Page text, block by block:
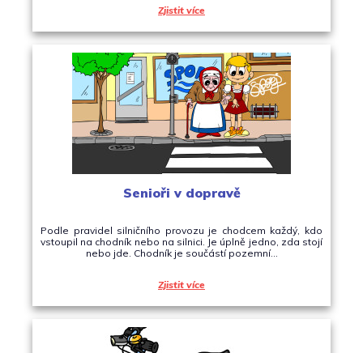
Zjistit více
Senioři v dopravě
Podle pravidel silničního provozu je chodcem každý, kdo
vstoupil na chodník nebo na silnici. Je úplně jedno, zda stojí
nebo jde. Chodník je součástí pozemní…
Zjistit více